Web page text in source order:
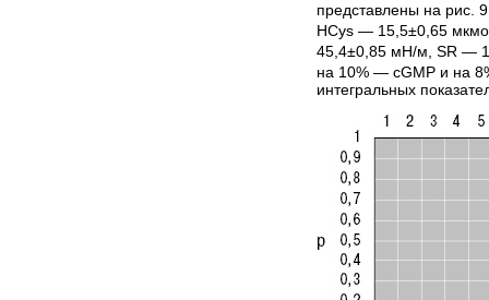
представлены на рис.
HCys — 15,5±0,65
45,4±0,85 мН/м, SR —
на 10% — сGMP и на
интегральных